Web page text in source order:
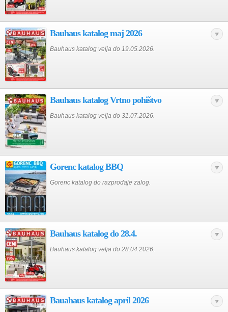
Bauhaus katalog maj 2026
Bauhaus katalog velja do 19.05.2026.
Bauhaus katalog Vrtno pohištvo
Bauhaus katalog velja do 31.07.2026.
Gorenc katalog BBQ
Gorenc katalog do razprodaje zalog.
Bauhaus katalog do 28.4.
Bauhaus katalog velja do 28.04.2026.
Bauahaus katalog april 2026